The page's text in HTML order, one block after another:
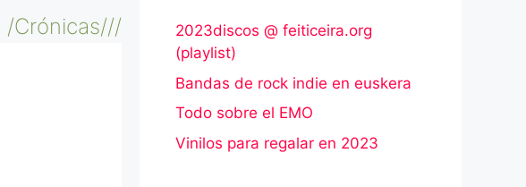
/Crónicas///
2023discos @ feiticeira.org
(playlist)
Bandas de rock indie en euskera
Todo sobre el EMO
Vinilos para regalar en 2023